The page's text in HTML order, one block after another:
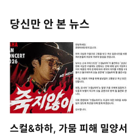
당신만 안 본 뉴스
스컬&하하, 가뭄 피해 밀양서